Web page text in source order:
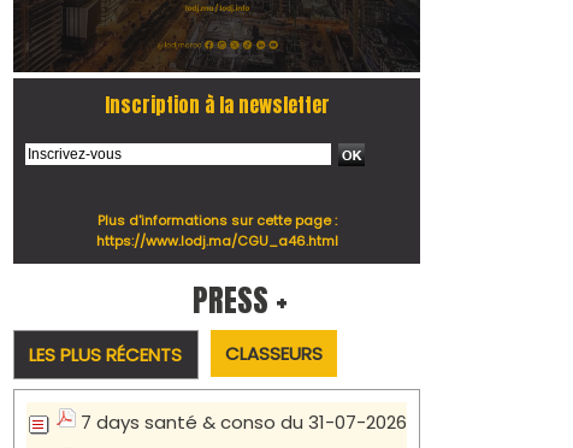
Inscription à la newsletter
Plus d'informations sur cette page :
https://www.lodj.ma/CGU_a46.html
PRESS +
LES PLUS RÉCENTS CLASSEURS
7 days santé & conso du 31-07-2026